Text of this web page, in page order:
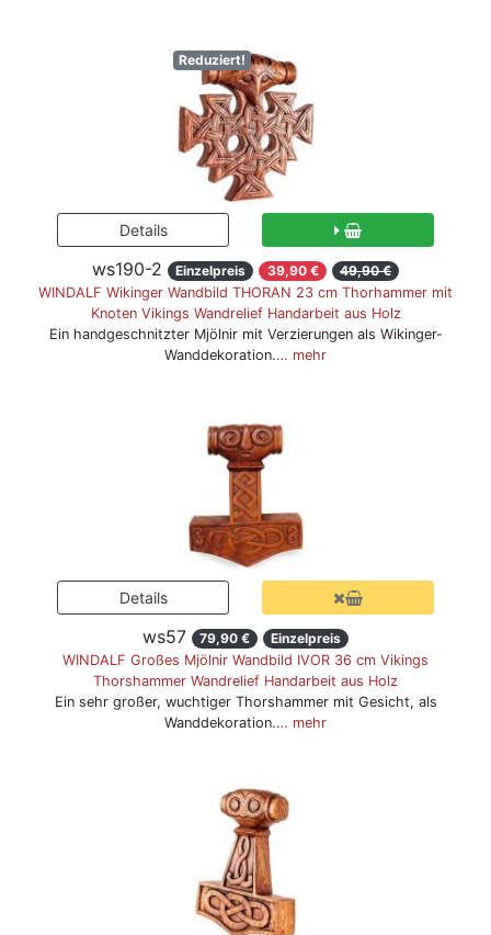
Reduziert!
ws190-2 Einzelpreis 39,90 €
49,90 €
WINDALF Wikinger Wandbild THORAN 23 cm Thorhammer mit
Knoten Vikings Wandrelief Handarbeit aus Holz
Ein handgeschnitzter Mjölnir mit Verzierungen als Wikinger-
Wanddekoration.… mehr
ws57 79,90 €
Einzelpreis
WINDALF Großes Mjölnir Wandbild IVOR 36 cm Vikings
Thorshammer Wandrelief Handarbeit aus Holz
Ein sehr großer, wuchtiger Thorshammer mit Gesicht, als
Wanddekoration.… mehr